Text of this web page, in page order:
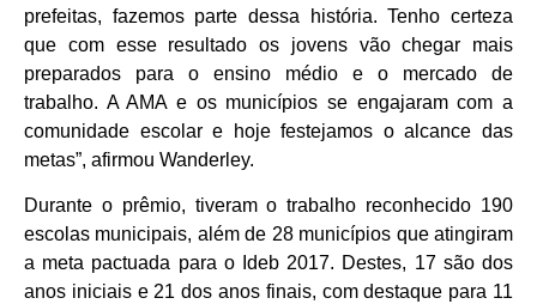
prefeitas, fazemos parte dessa história. Tenho certeza
que com esse resultado os jovens vão chegar mais
preparados para o ensino médio e o mercado de
trabalho. A AMA e os municípios se engajaram com a
comunidade escolar e hoje festejamos o alcance das
metas”, afirmou Wanderley.
Durante o prêmio, tiveram o trabalho reconhecido 190
escolas municipais, além de 28 municípios que atingiram
a meta pactuada para o Ideb 2017. Destes, 17 são dos
anos iniciais e 21 dos anos finais, com destaque para 11